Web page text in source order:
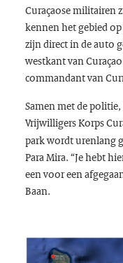
Curaçaose militairen
kennen het gebied
zijn direct in de auto
westkant van
commandant van
Samen met de
Vrijwilligers Korps
park wordt urenlang
Para Mira. “Je hebt
een voor een
Baan.